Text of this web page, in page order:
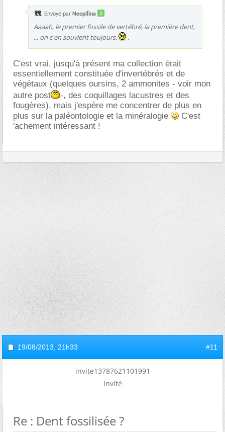
Envoyé par Neopilina
Aaaah, le premier fossile de vertébré, la première dent,
... on s'en souvient toujours.
.
C'est vrai, jusqu'à présent ma collection était
essentiellement constituée d'invertébrés et de
végétaux (quelques oursins, 2 ammonites - voir mon
autre post
-, des coquillages lacustres et des
fougères), mais j'espère me concentrer de plus en
plus sur la paléontologie et la minéralogie
C'est
'achement intéressant !
19/08/2013, 21h33 #11
invite13787621101991
Invité
Re : Dent fossilisée ?